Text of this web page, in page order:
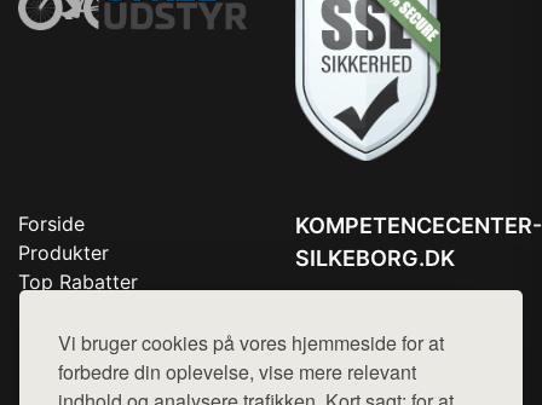
Vi bruger cookies på vores hjemmeside for at
forbedre din oplevelse, vise mere relevant
Forside
Produkter
Top Rabatter
Kontakt
KOMPETENCECENTER-
SILKEBORG.DK
Mail:hej@want.dk
Cookie- og privatlivspolitik